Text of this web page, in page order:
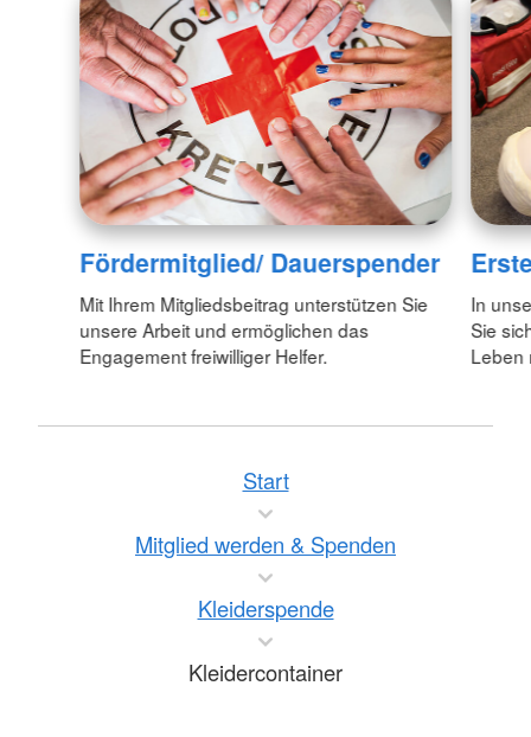
Fördermitglied/ Dauerspender
Mit Ihrem Mitgliedsbeitrag unterstützen Sie
unsere Arbeit und ermöglichen das
Engagement freiwilliger Helfer.
In
Sie
Leben
Start
Mitglied werden & Spenden
Kleiderspende
Kleidercontainer